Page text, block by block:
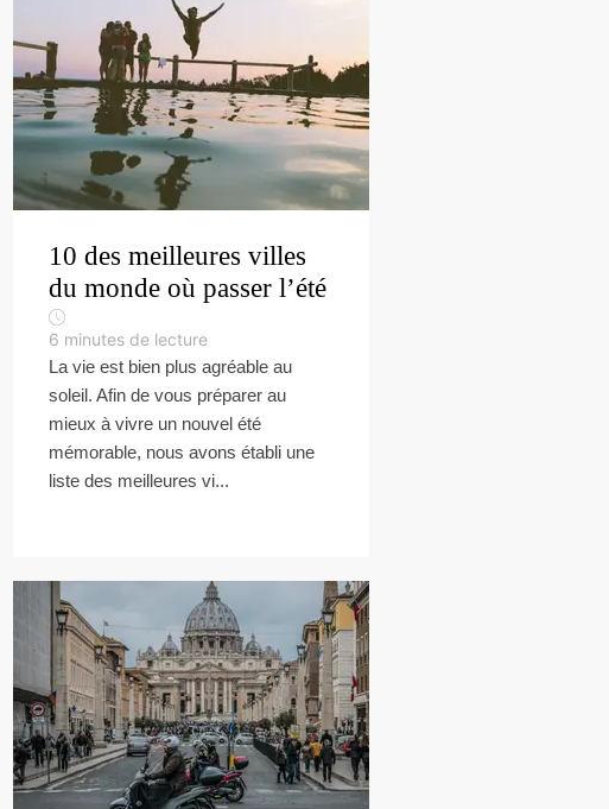
10 des meilleures villes
du monde où passer l’été
6 minutes de lecture
La vie est bien plus agréable au
soleil. Afin de vous préparer au
mieux à vivre un nouvel été
mémorable, nous avons établi une
liste des meilleures vi...